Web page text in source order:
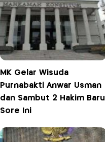
MK Gelar Wisuda
Purnabakti Anwar Usman
dan Sambut 2 Hakim Baru
Sore Ini